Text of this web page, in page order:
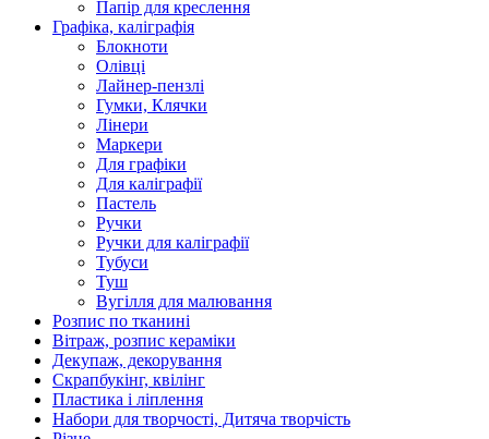
Папір для креслення
Графіка, каліграфія
Блокноти
Олівці
Лайнер-пензлі
Гумки, Клячки
Лінери
Маркери
Для графіки
Для каліграфії
Пастель
Ручки
Ручки для каліграфії
Тубуси
Туш
Вугілля для малювання
Розпис по тканині
Вітраж, розпис кераміки
Декупаж, декорування
Скрапбукінг, квілінг
Пластика і ліплення
Набори для творчості, Дитяча творчість